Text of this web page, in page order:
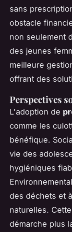
sans
obstacle
non seulement
des jeunes
meilleure
offrant des
Perspectives
L'adoption de
comme les
bénéfique.
vie des
hygiéniques
des déchets et
naturelles.
démarche plus